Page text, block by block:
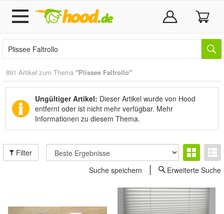
891 Artikel zum Thema "Plissee Faltrollo"
Ungültiger Artikel: Dieser Artikel wurde von Hood
entfernt oder ist nicht mehr verfügbar. Mehr
Informationen zu diesem Thema.
Filter
Suche speichern
Erweiterte Suche